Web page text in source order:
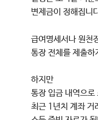
변제금이 정해집니
급여명세서나 원천
통장 전체를 제출하
하지만
통장 입금 내역으로
최근 1년치 계좌 거